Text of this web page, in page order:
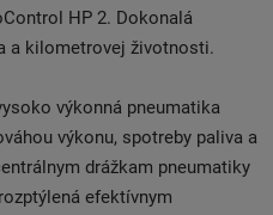
HP 2. Dokonalá
a kilometrovej životnosti.
výkonná pneumatika
výkonu, spotreby paliva a
drážkam pneumatiky
efektívnym